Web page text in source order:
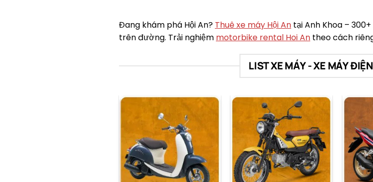
Đang khám phá Hội An? Thuê xe máy Hội An tại Anh Khoa –
trên đường. Trải nghiệm motorbike rental Hoi An theo cách
LIST XE MÁY - XE MÁY